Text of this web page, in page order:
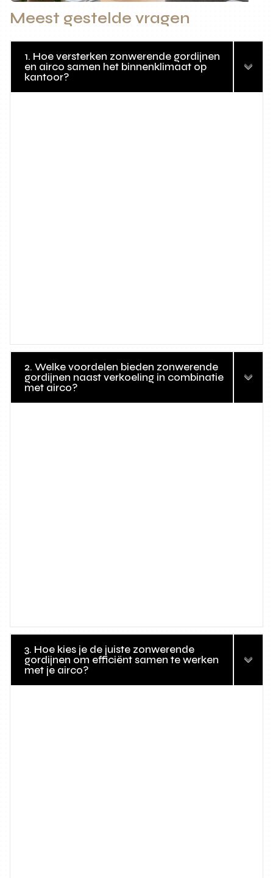
Meest gestelde vragen
1. Hoe versterken zonwerende gordijnen
en airco samen het binnenklimaat op
kantoor?
2. Welke voordelen bieden zonwerende
gordijnen naast verkoeling in combinatie
met airco?
3. Hoe kies je de juiste zonwerende
gordijnen om efficiënt samen te werken
met je airco?